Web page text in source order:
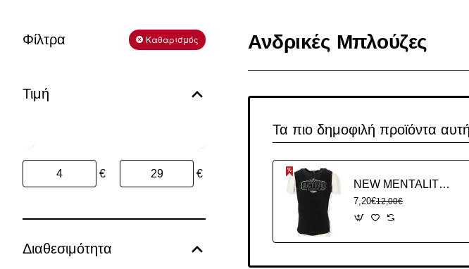
Φίλτρα Καθαρισμός
Τιμή
€ €
Διαθεσιμότητα
Ανδρικές Μπλούζες
Τα πιο δημοφιλή προϊόντα
NEW MENTALITY Ανδρική Αθλητική Μπλούζα Αμάνικη
7,20€12,00€